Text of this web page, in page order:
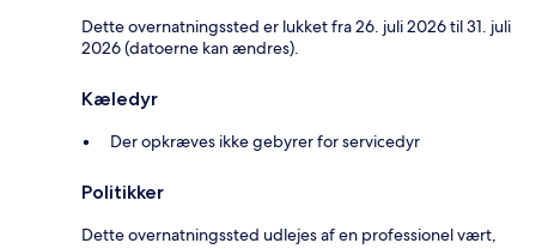
Dette overnatningssted er lukket fra 26. juli 2026 til 31. juli
2026 (datoerne kan ændres).
Kæledyr
Der opkræves ikke gebyrer for servicedyr
Politikker
Dette overnatningssted udlejes af en professionel vært,